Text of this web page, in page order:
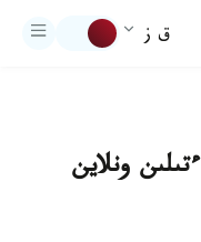
ق ز
ونلاين